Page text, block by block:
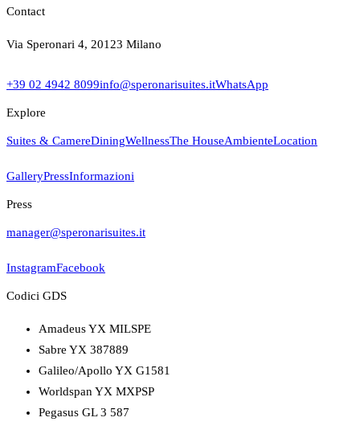
Contact
Via Speronari 4, 20123 Milano
+39 02 4942 8099info@speronarisuites.itWhatsApp
Explore
Suites & CamereDiningWellnessThe HouseAmbienteLocation
GalleryPressInformazioni
Press
manager@speronarisuites.it
InstagramFacebook
Codici GDS
Amadeus YX MILSPE
Sabre YX 387889
Galileo/Apollo YX G1581
Worldspan YX MXPSP
Pegasus GL 3 587